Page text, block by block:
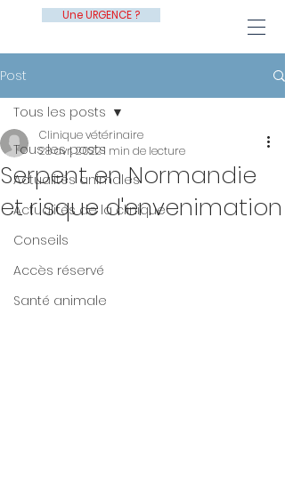
Une URGENCE ?
Post
Tous les posts
Actualités animales
Actualités de la clinique
Conseils
Accès réservé
Santé animale
Tous les posts
Serpent en Normandie
et risque d'envenimation
Clinique vétérinaire
28 avr. 20221 min de lecture